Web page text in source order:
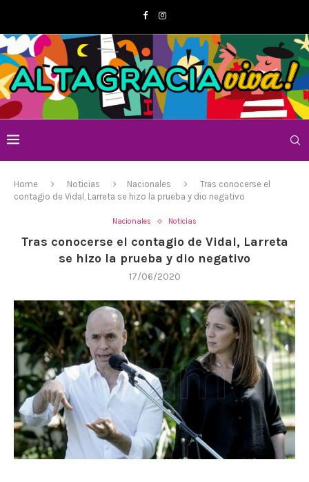
Home Noticias Nacionales
Tras conocerse el
contagio de Vidal, Larreta se hizo la prueba y dio negativo
Nacionales Noticias
Tras conocerse el contagio de Vidal, Larreta
se hizo la prueba y dio negativo
17/06/2020